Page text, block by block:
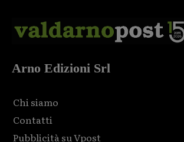
Arno Edizioni Srl
Chi siamo
Contatti
Pubblicità su Vpost